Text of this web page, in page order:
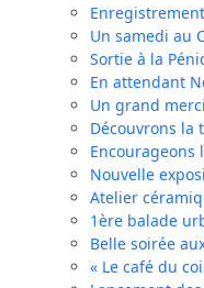
Un samedi au
Sortie à la
En attendant
Un grand merci
Découvrons la
Encourageons
Nouvelle
Atelier
1ère balade
Belle soirée
« Le café du